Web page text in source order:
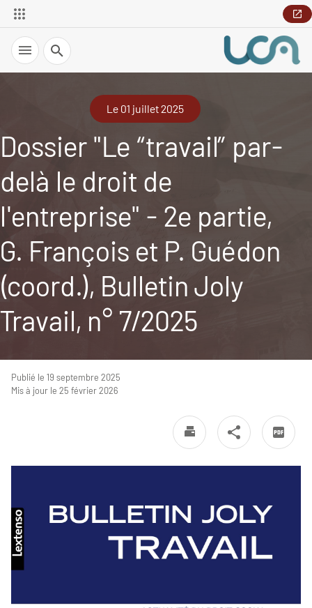
Recherche
Le 01 juillet 2025
Dossier "Le “travail” par-
delà le droit de
l'entreprise" - 2e partie,
G. François et P. Guédon
(coord.), Bulletin Joly
Travail, n° 7/2025
Publié le 19 septembre 2025
Mis à jour le 25 février 2026